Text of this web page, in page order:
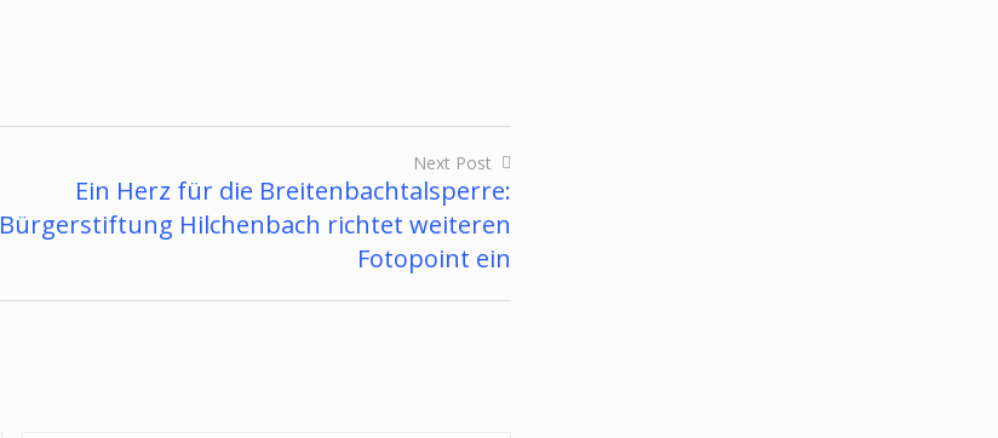
Next Post
Ein Herz für die Breitenbachtalsperre:
Bürgerstiftung Hilchenbach richtet weiteren
Fotopoint ein